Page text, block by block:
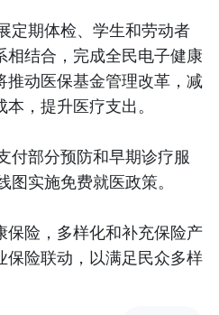
定期体检、学生和劳动者
相结合，完成全民电子健康
动医保基金管理改革，减
，提升医疗支出。
付部分预防和早期诊疗服
实施免费就医政策。
保险，多样化和补充保险产
保险联动，以满足民众多样